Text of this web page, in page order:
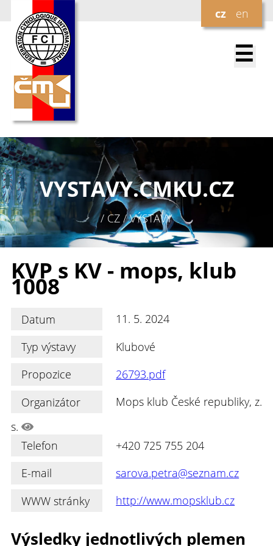
cz en
☰
VYSTAVY.CMKU.CZ
/ CZ / VÝSTAVY
KVP s KV - mops, klub
1008
Datum
11. 5. 2024
Typ výstavy
Klubové
Propozice
26793.pdf
Organizátor
Mops klub České republiky, z.
s.
Telefon
+420 725 755 204
E-mail
sarova.petra@seznam.cz
WWW stránky
http://www.mopsklub.cz
Výsledky jednotlivých plemen